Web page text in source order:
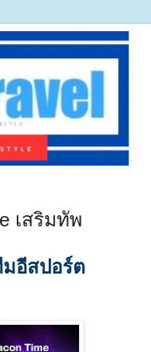
เสริมทัพ
อีสปอร์ต